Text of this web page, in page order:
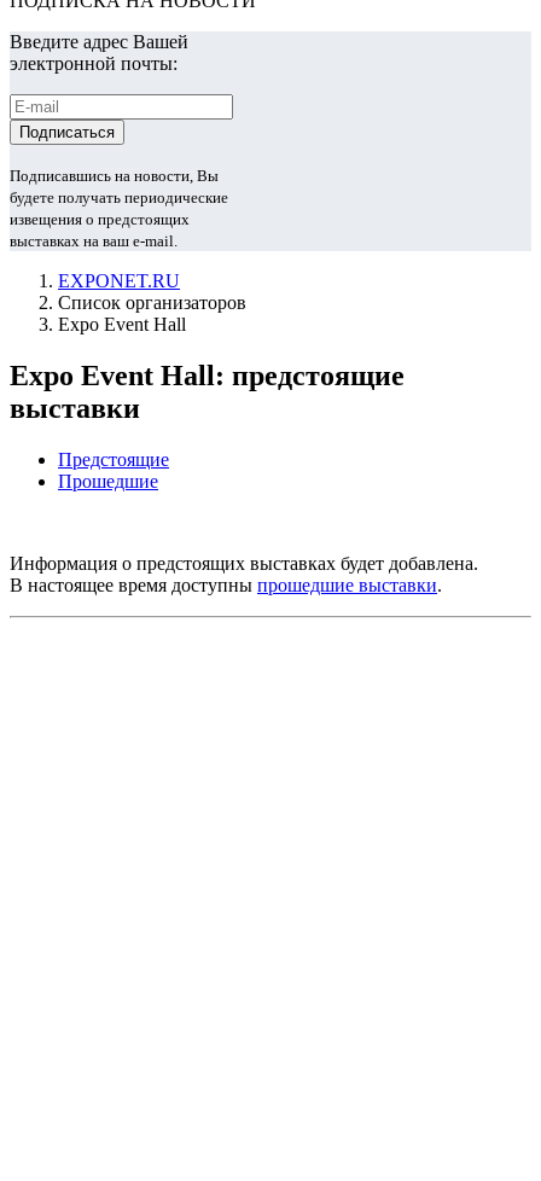
Введите адрес Вашей
электронной почты:
Подписавшись на новости, Вы
будете получать периодические
извещения о предстоящих
выставках на ваш e-mail.
EXPONET.RU
Список организаторов
Expo Event Hall
Expo Event Hall: предстоящие
выставки
Предстоящие
Прошедшие
Информация о предстоящих выставках будет добавлена.
В настоящее время доступны прошедшие выставки.